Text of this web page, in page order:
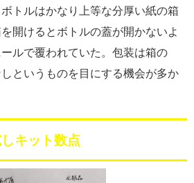
トルはかなり上等な分厚い紙の箱
開けるとボトルの蓋が開かないよ
ルで覆われていた。包装は箱の
というものを目にする機会が多か
キット数点